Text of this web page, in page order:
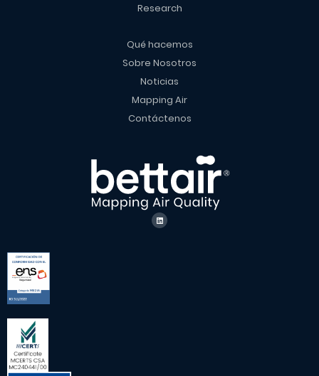
Qué hacemos
Sobre Nosotros
Noticias
Mapping Air
Contáctenos
Research